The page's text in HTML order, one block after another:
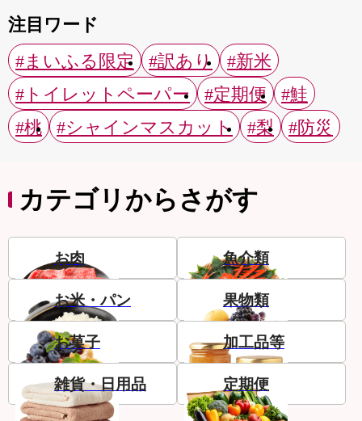
注目ワード
#まいふる限定
#訳あり
#新米
#トイレットペーパー
#定期便
#鮭
#桃
#シャインマスカット #梨 #防災
カテゴリからさがす
お肉 魚介類
お米・パン 果物類
お菓子 加工品等
雑貨・日用品 定期便